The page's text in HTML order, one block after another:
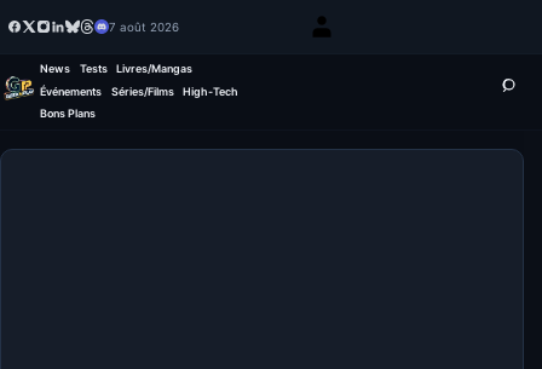
7 août 2026
News Tests
Livres/Mangas
Événements
Séries/Films
High-Tech
Bons Plans